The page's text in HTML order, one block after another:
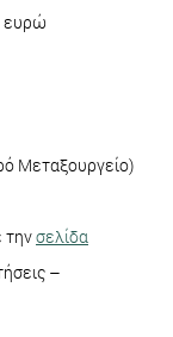
ευρώ
Μεταξουργείο)
τηνσελίδα
–